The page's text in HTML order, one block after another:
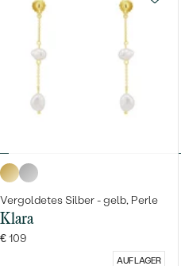
Vergoldetes Silber - gelb, Perle
Klara
€ 109
AUF LAGER